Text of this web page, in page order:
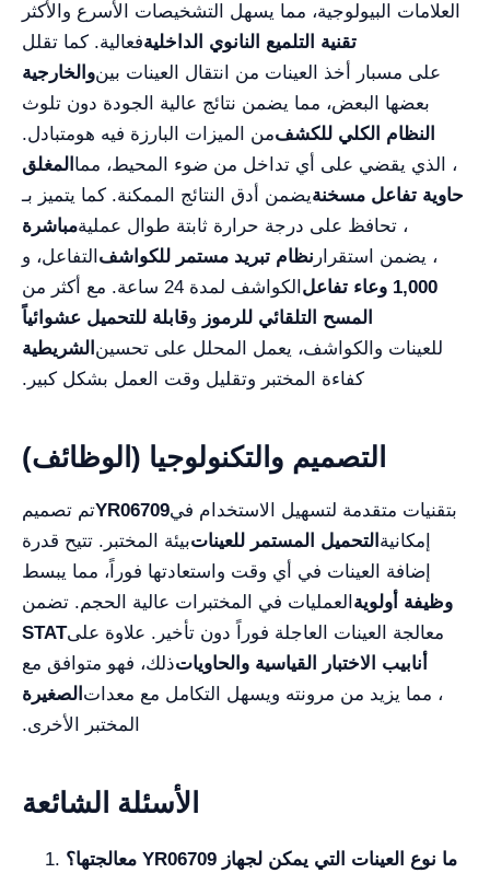
العلامات البيولوجية، مما يسهل التشخيصات الأسرع والأكثر
فعالية. كما تقللتقنية التلميع النانوي الداخلية
والخارجيةعلى مسبار أخذ العينات من انتقال العينات بين
بعضها البعض، مما يضمن نتائج عالية الجودة دون تلوث
متبادل.من الميزات البارزة فيه هوالنظام الكلي للكشف
المغلق ، الذي يقضي على أي تداخل من ضوء المحيط، مما
يضمن أدق النتائج الممكنة. كما يتميز بـحاوية تفاعل مسخنة
مباشرة، تحافظ على درجة حرارة ثابتة طوال عملية
التفاعل، و نظام تبريد مستمر للكواشف ، يضمن استقرار
الكواشف لمدة 24 ساعة. مع أكثر من 1,000 وعاء تفاعل
قابلة للتحميل عشوائياًو المسح التلقائي للرموز
الشريطية للعينات والكواشف، يعمل المحلل على تحسين
كفاءة المختبر وتقليل وقت العمل بشكل كبير.
التصميم والتكنولوجيا (الوظائف)
تم تصميمYR06709بتقنيات متقدمة لتسهيل الاستخدام في
بيئة المختبر. تتيح قدرةالتحميل المستمر للعينات إمكانية
إضافة العينات في أي وقت واستعادتها فوراً، مما يبسط
العمليات في المختبرات عالية الحجم. تضمن وظيفة أولوية
STATمعالجة العينات العاجلة فوراً دون تأخير. علاوة على
ذلك، فهو متوافق معأنابيب الاختبار القياسية والحاويات
الصغيرة ، مما يزيد من مرونته ويسهل التكامل مع معدات
المختبر الأخرى.
الأسئلة الشائعة
ما نوع العينات التي يمكن لجهاز YR06709 معالجتها؟